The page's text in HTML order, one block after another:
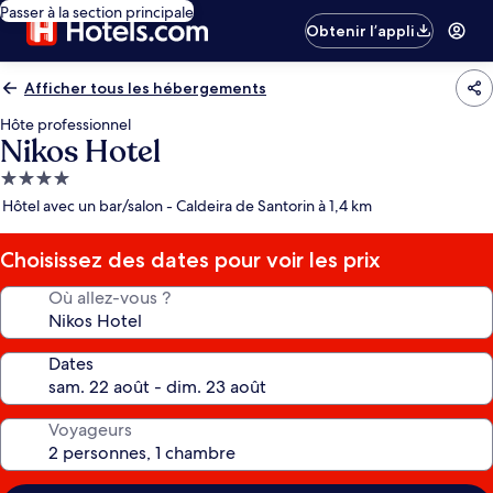
Passer à la section principale
Obtenir l’appli
Afficher tous les hébergements
Hôte professionnel
Nikos Hotel
Hébergement
4.0 étoiles
Hôtel avec un bar/salon - Caldeira de Santorin à 1,4 km
Choisissez des dates pour voir les prix
Où allez-vous ?
Dates
Voyageurs